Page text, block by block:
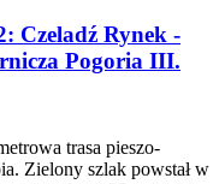
Czeladź Rynek -
Pogoria III.
trasa pieszo-
Zielony szlak powstał w